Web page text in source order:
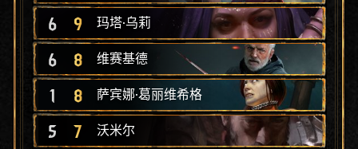
6 9 玛塔·乌莉
6 8 维赛基德
1 8 萨宾娜·葛丽维希格
5 7 沃米尔